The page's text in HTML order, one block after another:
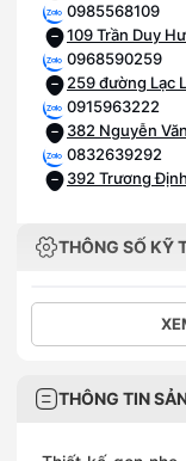
0985568109
109 Trần Duy
0968590259
259 đường Lạc
0915963222
382 Nguyễn
0832639292
392 Trương
THÔNG SỐ KỸ
THÔNG TIN